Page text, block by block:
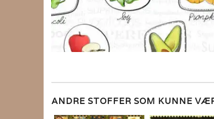
ANDRE STOFFER SOM KUNNE